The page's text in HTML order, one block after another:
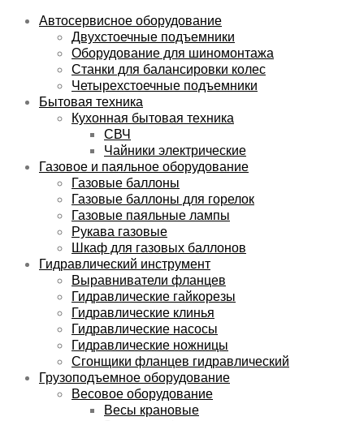
Автосервисное оборудование
Двухстоечные подъемники
Оборудование для шиномонтажа
Станки для балансировки колес
Четырехстоечные подъемники
Бытовая техника
Кухонная бытовая техника
СВЧ
Чайники электрические
Газовое и паяльное оборудование
Газовые баллоны
Газовые баллоны для горелок
Газовые паяльные лампы
Рукава газовые
Шкаф для газовых баллонов
Гидравлический инструмент
Выравниватели фланцев
Гидравлические гайкорезы
Гидравлические клинья
Гидравлические насосы
Гидравлические ножницы
Сгонщики фланцев гидравлический
Грузоподъемное оборудование
Весовое оборудование
Весы крановые